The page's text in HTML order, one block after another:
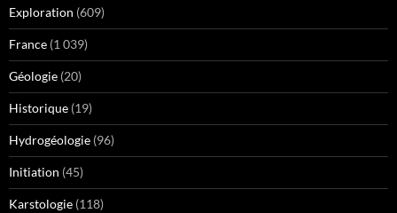
Exploration (609)
France (1 039)
Géologie (20)
Historique (19)
Hydrogéologie (96)
Initiation (45)
Karstologie (118)